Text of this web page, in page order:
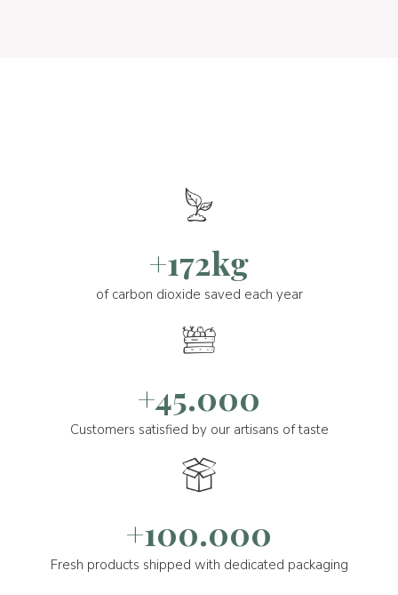
+172kg
of carbon dioxide saved each year
+45.000
Customers satisfied by our artisans of taste
+100.000
Fresh products shipped with dedicated packaging